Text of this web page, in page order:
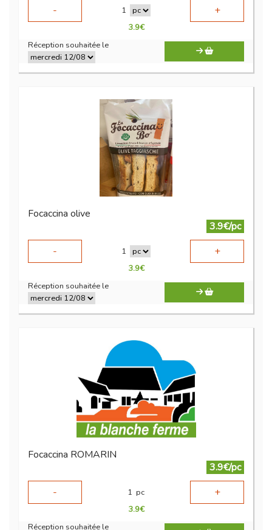
-
1 +
3.9€
Réception souhaitée le
Focaccina olive
3.9€/pc
-
1 +
3.9€
Réception souhaitée le
Focaccina ROMARIN
3.9€/pc
-
1 pc +
3.9€
Réception souhaitée le